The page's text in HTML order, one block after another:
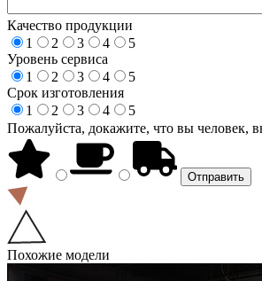
Качество продукции
1
2 3 4
5
Уровень сервиса
1
2 3 4
5
Срок изготовления
1
2 3 4
5
Пожалуйста, докажите, что вы человек,
Похожие модели